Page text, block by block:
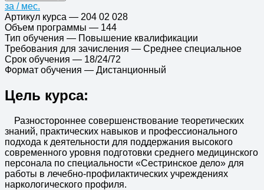
за / мес.
Артикул курса — 204 02 028
Объем программы — 144
Тип обучения — Повышение квалификации
Требования для зачисления — Среднее специальное
Срок обучения — 18/24/72
Формат обучения — Дистанционный
Цель курса:
Разностороннее совершенствование теоретических
знаний, практических навыков и профессионального
подхода к деятельности для поддержания высокого
современного уровня подготовки среднего медицинского
персонала по специальности «Сестринское дело» для
работы в лечебно-профилактических учреждениях
наркологического профиля.